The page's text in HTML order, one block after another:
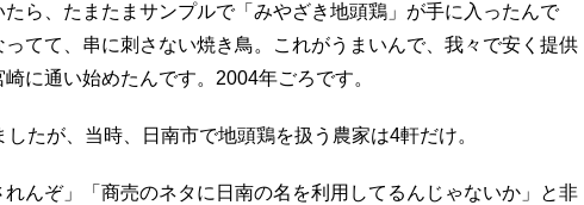
たら、たまたまサンプルで「みやざき地頭鶏」が手に入ったんで
てて、串に刺さない焼き鳥。これがうまいんで、我々で安く提供
に通い始めたんです。2004年ごろです。
たが、当時、日南市で地頭鶏を扱う農家は4軒だけ。
んぞ」「商売のネタに日南の名を利用してるんじゃないか」と非